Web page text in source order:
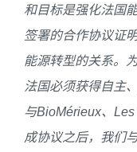
和目标是强化法国
签署的合作协议证
能源转型的关系。
法国必须获得自主
与BioMérieux、 Les
成协议之后，我们